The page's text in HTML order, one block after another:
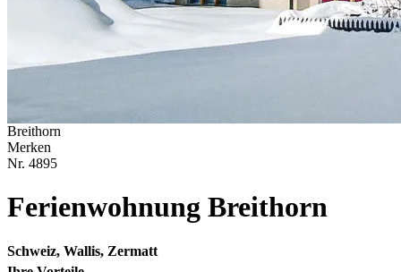
Breithorn
Merken
Nr. 4895
Ferienwohnung Breithorn
Schweiz, Wallis, Zermatt